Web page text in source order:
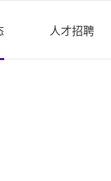
人才招聘